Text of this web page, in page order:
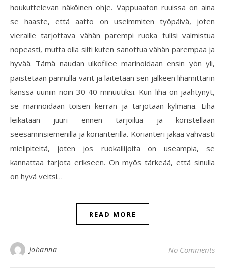
houkuttelevan näköinen ohje. Vappuaaton ruuissa on aina
se haaste, että aatto on useimmiten työpäivä, joten
vieraille tarjottava vähän parempi ruoka tulisi valmistua
nopeasti, mutta olla silti kuten sanottua vähän parempaa ja
hyvää. Tämä naudan ulkofilee marinoidaan ensin yön yli,
paistetaan pannulla värit ja laitetaan sen jälkeen lihamittarin
kanssa uuniin noin 30-40 minuutiksi. Kun liha on jäähtynyt,
se marinoidaan toisen kerran ja tarjotaan kylmänä. Liha
leikataan juuri ennen tarjoilua ja koristellaan
seesaminsiemenillä ja korianterilla. Korianteri jakaa vahvasti
mielipiteitä, joten jos ruokailijoita on useampia, se
kannattaa tarjota erikseen. On myös tärkeää, että sinulla
on hyvä veitsi…
READ MORE
Johanna No Comments